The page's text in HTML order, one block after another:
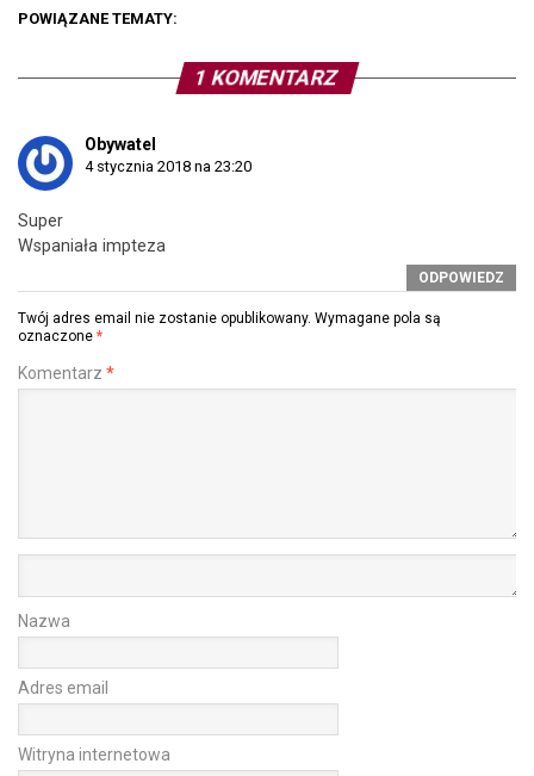
POWIĄZANE TEMATY:
1 KOMENTARZ
Obywatel
4 stycznia 2018 na 23:20
Super
Wspaniała impteza
ODPOWIEDZ
Twój adres email nie zostanie opublikowany. Wymagane pola są
oznaczone *
Komentarz *
Nazwa
Adres email
Witryna internetowa